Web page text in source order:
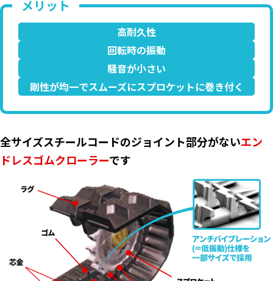
高耐久性
回転時の振動
騒音が小さい
剛性が均一でスムーズにスプロケットに巻き付く
全サイズスチールコードのジョイント部分がないエン
ドレスゴムクローラーです